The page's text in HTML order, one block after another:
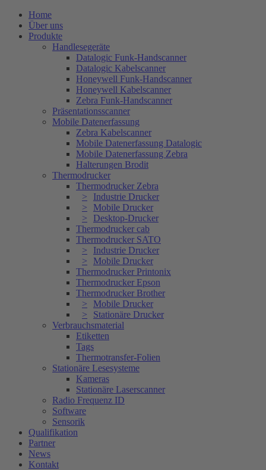
Home
Über uns
Produkte
Handlesegeräte
Datalogic Funk-Handscanner
Datalogic Kabelscanner
Honeywell Funk-Handscanner
Honeywell Kabelscanner
Zebra Funk-Handscanner
Präsentationsscanner
Mobile Datenerfassung
Zebra Kabelscanner
Mobile Datenerfassung Datalogic
Mobile Datenerfassung Zebra
Halterungen Brodit
Thermodrucker
Thermodrucker Zebra
Industrie Drucker
Mobile Drucker
Desktop-Drucker
Thermodrucker cab
Thermodrucker SATO
Industrie Drucker
Mobile Drucker
Thermodrucker Printonix
Thermodrucker Epson
Thermodrucker Brother
Mobile Drucker
Stationäre Drucker
Verbrauchsmaterial
Etiketten
Tags
Thermotransfer-Folien
Stationäre Lesesysteme
Kameras
Stationäre Laserscanner
Radio Frequenz ID
Software
Sensorik
Qualifikation
Partner
News
Kontakt